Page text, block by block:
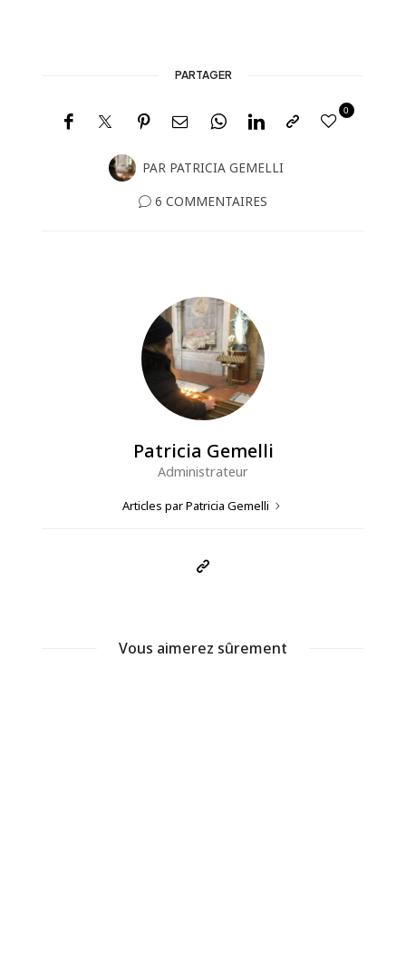
PARTAGER
PAR PATRICIA GEMELLI
0
6 COMMENTAIRES
Patricia Gemelli
Administrateur
Articles par Patricia Gemelli
Vous aimerez sûrement